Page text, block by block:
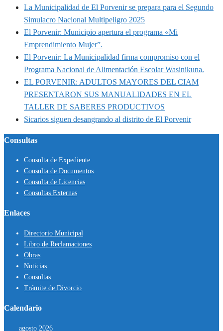
La Municipalidad de El Porvenir se prepara para el Segundo
Simulacro Nacional Multipeligro 2025
El Porvenir: Municipio apertura el programa «Mi
Emprendimiento Mujer”.
El Porvenir: La Municipalidad firma compromiso con el
Programa Nacional de Alimentación Escolar Wasinikuna.
EL PORVENIR: ADULTOS MAYORES DEL CIAM
PRESENTARON SUS MANUALIDADES EN EL
TALLER DE SABERES PRODUCTIVOS
Sicarios siguen desangrando al distrito de El Porvenir
Consultas
Consulta de Expediente
Consulta de Documentos
Consulta de Licencias
Consultas Externas
Enlaces
Directorio Municipal
Libro de Reclamaciones
Obras
Noticias
Consultas
Trámite de Divorcio
Calendario
agosto 2026